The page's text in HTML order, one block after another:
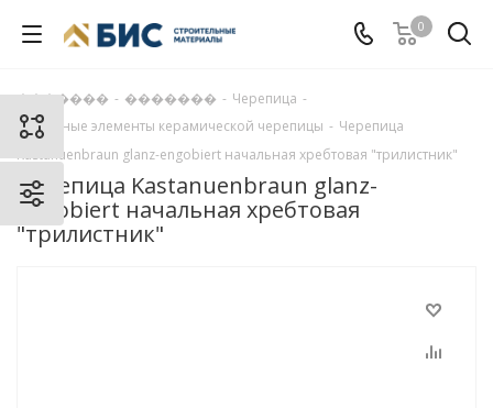
0
������� - ������� - Черепица -
Доборные элементы керамической черепицы - Черепица
Kastanuenbraun glanz-engobiert начальная хребтовая "трилистник"
Черепица Kastanuenbraun glanz-
engobiert начальная хребтовая
"трилистник"